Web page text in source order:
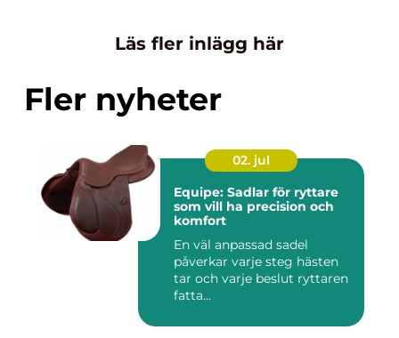
Läs fler inlägg här
Fler nyheter
02. jul
Equipe: Sadlar för ryttare
som vill ha precision och
komfort
En väl anpassad sadel
påverkar varje steg hästen
tar och varje beslut ryttaren
fatta...